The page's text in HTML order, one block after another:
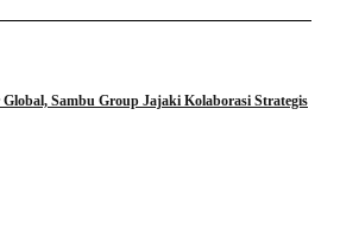
Sambu Group Jajaki Kolaborasi Strategis